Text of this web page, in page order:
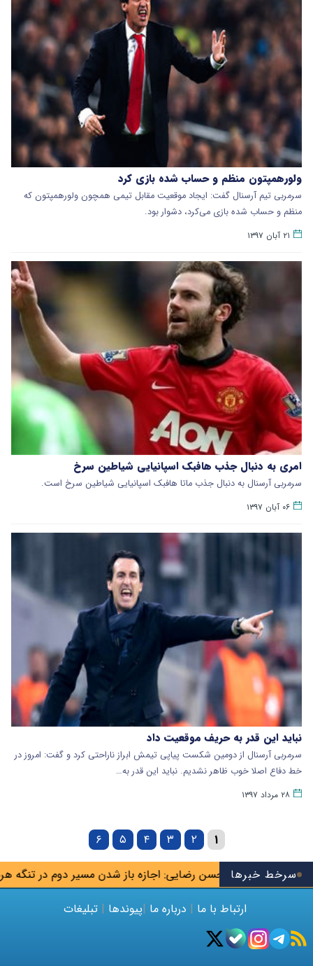
سرخط خبرهامحسن رضایی: اجازه باز شدن مسیر دوم در تنگه هرمز را تیم
ولورهمپتون منظم و حساب شده بازی کرد
سرمربی تیم آرسنال گفت: ایجاد موقعیت مقابل تیمی همچون ولورهمپتون که
منظم و حساب شده بازی می‌کرد، دشوار بود.
۲۱ آبان ۱۳۹۷
امری به دنبال جذب هافبک اسپانیایی شیاطین سرخ
سرمربی آرسنال به دنبال جذب ماتا هافبک اسپانیایی شیاطین سرخ است.
۰۶ آبان ۱۳۹۷
نباید این قدر به حریف موقعیت داد
سرمربی آرسنال از دومین شکست پیاپی تیمش ابراز ناراحتی کرد و گفت: امروز در
خط دفاع اصلا خوب ظاهر نشدیم. نباید این قدر به…
۲۸ مرداد ۱۳۹۷
۱ ۲ ۳ ۴ ۵ ۶
ارتباط با ما | درباره ما |پیوندها | تبلیغات